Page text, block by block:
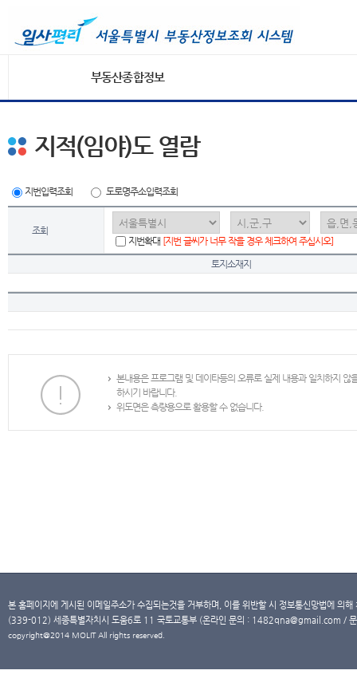
부동산종합정보
지적(임야)도 열람
지번입력조회 도로명주소입력조회
조회
지번확대 [지번 글씨가 너무 작을 경우 체크하여 주십시오]
토지소재지
본내용은 프로그램 및 데이타등의 오류로 실제 내용과 일치하지
하시기 바랍니다.
위도면은 측량용으로 활용할 수 없습니다.
본 홈페이지에 게시된 이메일주소가 수집되는것을 거부하며, 이를 위반할 시 정보통신망법에 의
(339-012) 세종특별자치시 도움6로 11 국토교통부 (온라인 문의 : 1482qna@gmail.com /
copyright@2014 MOLIT All rights reserved.